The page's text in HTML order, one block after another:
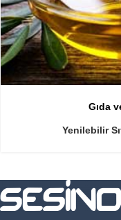
Gıda
Yenilebilir